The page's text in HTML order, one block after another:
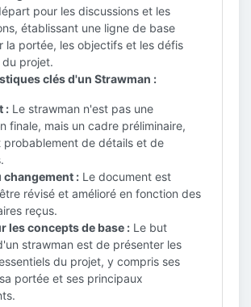
pour les discussions et les
établissant une ligne de base
la portée, les objectifs et les défis
projet.
clés d'un Strawman :
: Le strawman n'est pas une
finale, mais un cadre préliminaire,
probablement de détails et de
changement : Le document est
révisé et amélioré en fonction des
reçus.
les concepts de base : Le but
strawman est de présenter les
du projet, y compris ses
portée et ses principaux